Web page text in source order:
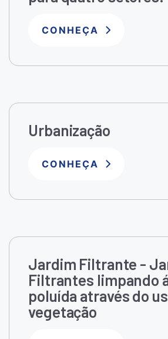
CONHEÇA
Urbanização
CONHEÇA
Jardim Filtrante -
Filtrantes limpando
poluída através do
vegetação